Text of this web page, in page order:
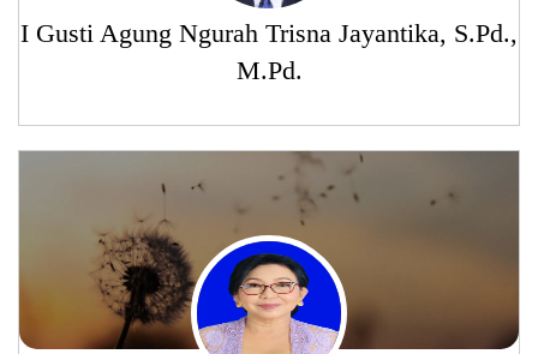
I Gusti Agung Ngurah Trisna Jayantika, S.Pd.,
M.Pd.